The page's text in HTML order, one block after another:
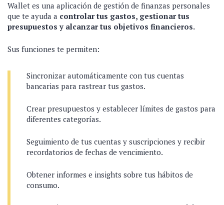
Wallet es una aplicación de gestión de finanzas personales
que te ayuda a controlar tus gastos, gestionar tus
presupuestos y alcanzar tus objetivos financieros.
Sus funciones te permiten:
Sincronizar automáticamente con tus cuentas
bancarias para rastrear tus gastos.
Crear presupuestos y establecer límites de gastos para
diferentes categorías.
Seguimiento de tus cuentas y suscripciones y recibir
recordatorios de fechas de vencimiento.
Obtener informes e insights sobre tus hábitos de
consumo.